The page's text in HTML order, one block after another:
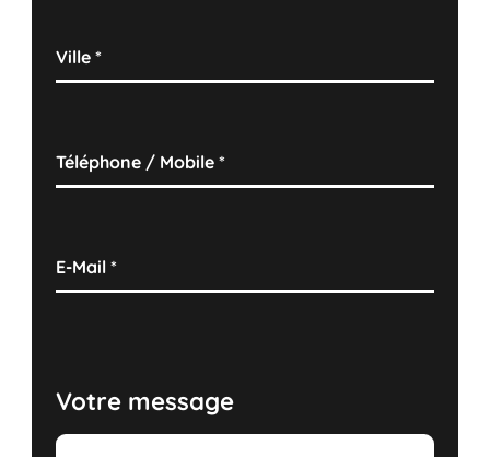
Ville*
Téléphone / Mobile*
E-Mail*
Votre message